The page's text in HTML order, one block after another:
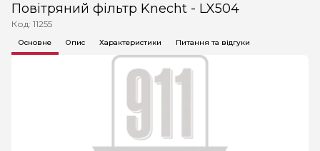
Повітряний фільтр Knecht - LX504
Код: 11255
Основне Опис Характеристики Питання та відгуки